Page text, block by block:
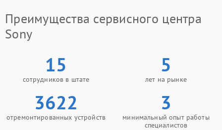
Преимущества сервисного центра
Sony
15
сотрудников в штате
5
лет на рынке
3622
отремонтированных устройств
3
минимальный опыт работы
специалистов